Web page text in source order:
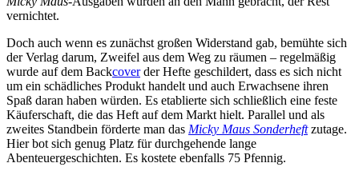
vernichtet.
Doch auch wenn es zunächst großen Widerstand gab, bemühte sich
der Verlag darum, Zweifel aus dem Weg zu räumen – regelmäßig
wurde auf dem Backcoverder Hefte geschildert, dass es sich nicht
um ein schädliches Produkt handelt und auch Erwachsene ihren
Spaß daran haben würden. Es etablierte sich schließlich eine feste
Käuferschaft, die das Heft auf dem Markt hielt. Parallel und als
zweites Standbein förderte man das Micky Maus Sonderheftzutage.
Hier bot sich genug Platz für durchgehende lange
Abenteuergeschichten. Es kostete ebenfalls 75 Pfennig.